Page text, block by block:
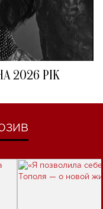
2026 РІК